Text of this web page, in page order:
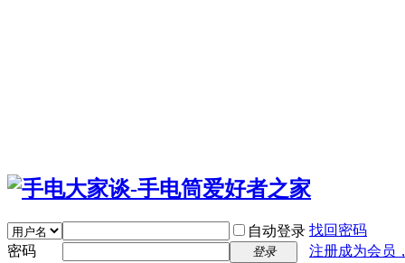
自动登录 找回密码
密码
登录 注册成为会员